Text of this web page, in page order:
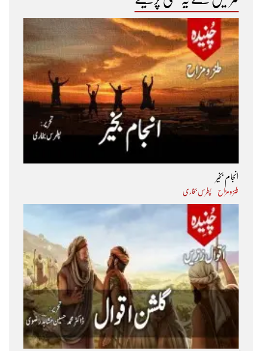
※※※※※
رات پھر رنگ پہ تھی اس کے بدن کی خوشبو
دل کی دھڑکن تھی کہ اڑتے تھے لہو میں جگنو
جیسے ہر شے ہو کسی خواب فراموش میں گم
چاند چمکا نہ کسی یاد نے بدلا پہلو
صبح کے زینۂ خاموش پہ قدموں کے گلاب
انجام بخیر
طنز و مزاح پطرس بخاری